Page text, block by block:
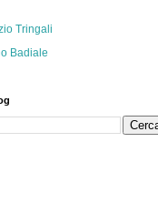
Tringali
Badiale